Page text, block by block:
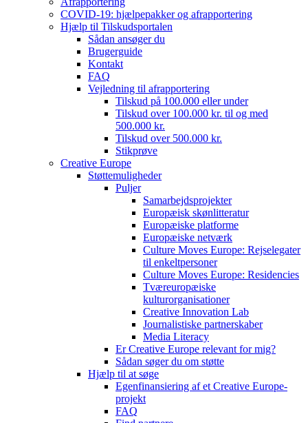
COVID-19: hjælpepakker og afrapportering
Hjælp til Tilskudsportalen
Sådan ansøger du
Brugerguide
Kontakt
FAQ
Vejledning til afrapportering
Tilskud på 100.000 eller under
Tilskud over 100.000 kr. til og med
500.000 kr.
Tilskud over 500.000 kr.
Stikprøve
Creative Europe
Støttemuligheder
Puljer
Samarbejdsprojekter
Europæisk skønlitteratur
Europæiske platforme
Europæiske netværk
Culture Moves Europe: Rejselegater
til enkeltpersoner
Culture Moves Europe: Residencies
Tværeuropæiske
kulturorganisationer
Creative Innovation Lab
Journalistiske partnerskaber
Media Literacy
Er Creative Europe relevant for mig?
Sådan søger du om støtte
Hjælp til at søge
Egenfinansiering af et Creative Europe-
projekt
FAQ